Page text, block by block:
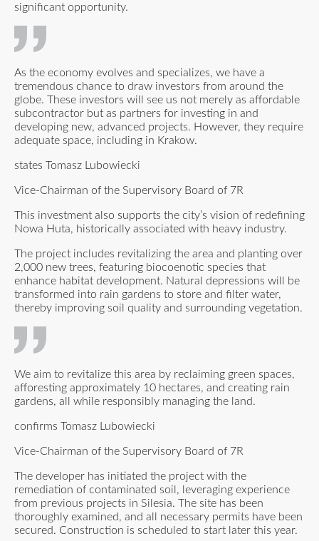
significant opportunity.
As the economy evolves and specializes, we have a
tremendous chance to draw investors from around the
globe. These investors will see us not merely as affordable
subcontractor but as partners for investing in and
developing new, advanced projects. However, they require
adequate space, including in Krakow.
states Tomasz Lubowiecki
Vice-Chairman of the Supervisory Board of 7R
This investment also supports the city’s vision of redefining
Nowa Huta, historically associated with heavy industry.
The project includes revitalizing the area and planting over
2,000 new trees, featuring biocoenotic species that
enhance habitat development. Natural depressions will be
transformed into rain gardens to store and filter water,
thereby improving soil quality and surrounding vegetation.
We aim to revitalize this area by reclaiming green spaces,
afforesting approximately 10 hectares, and creating rain
gardens, all while responsibly managing the land.
confirms Tomasz Lubowiecki
Vice-Chairman of the Supervisory Board of 7R
The developer has initiated the project with the
remediation of contaminated soil, leveraging experience
from previous projects in Silesia. The site has been
thoroughly examined, and all necessary permits have been
secured. Construction is scheduled to start later this year.